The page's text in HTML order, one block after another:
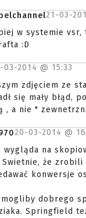
21-03-
w systemie vsr,
:D
03-2014 @ 15:33
zdjęciem ze
się mały błąd,
, a nie "
20-03-2014 @
wygląda na
Swietnie, że zrobili
konwersje
mogliby dobrego
Springfield